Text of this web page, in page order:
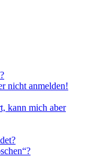
nicht anmelden!
kann mich aber